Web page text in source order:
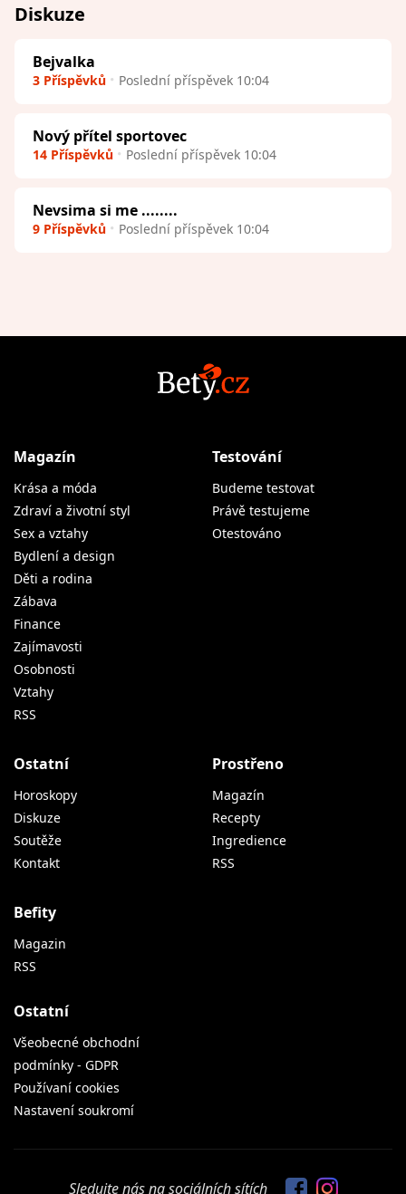
Diskuze
Bejvalka
3 Příspěvků Poslední příspěvek 10:04
Nový přítel sportovec
14 Příspěvků Poslední příspěvek 10:04
Nevsima si me ........
9 Příspěvků Poslední příspěvek 10:04
Magazín
Krása a móda
Zdraví a životní styl
Sex a vztahy
Bydlení a design
Děti a rodina
Zábava
Finance
Zajímavosti
Osobnosti
Vztahy
RSS
Testování
Budeme testovat
Právě testujeme
Otestováno
Ostatní
Horoskopy
Diskuze
Soutěže
Kontakt
Prostřeno
Magazín
Recepty
Ingredience
RSS
Befity
Magazin
RSS
Ostatní
Všeobecné obchodní
podmínky - GDPR
Používaní cookies
Nastavení soukromí
Sledujte nás na sociálních sítích